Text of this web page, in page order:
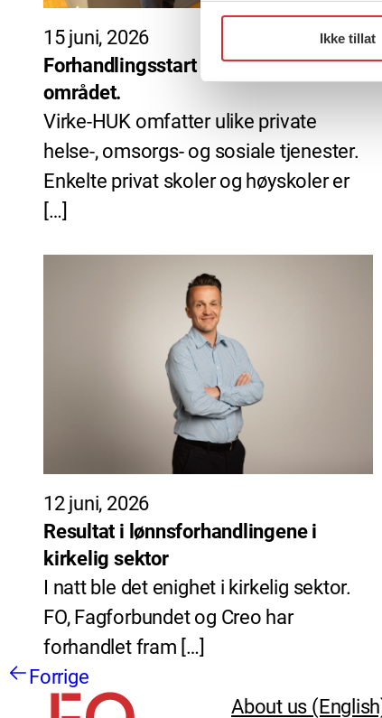
Ikke tillat
15 juni, 2026
Forhandlingsstart for Virke-HUK-
området.
Virke-HUK omfatter ulike private
helse-, omsorgs- og sosiale tjenester.
Enkelte privat skoler og høyskoler er
[…]
12 juni, 2026
Resultat i lønnsforhandlingene i
kirkelig sektor
I natt ble det enighet i kirkelig sektor.
FO, Fagforbundet og Creo har
forhandlet fram […]
Forrige
About us